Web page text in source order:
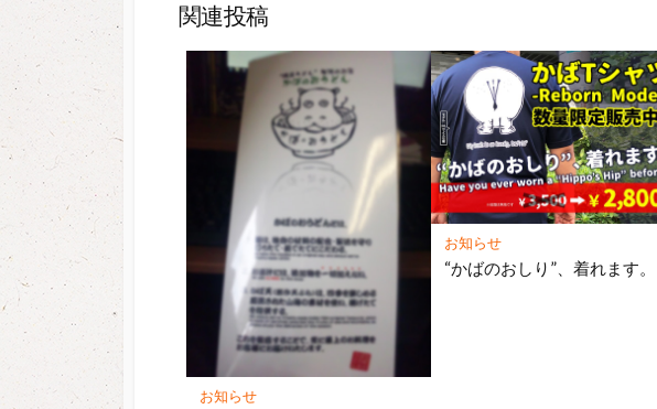
関連投稿
お知らせ
お知らせ
“かばのおしり”、着れます。